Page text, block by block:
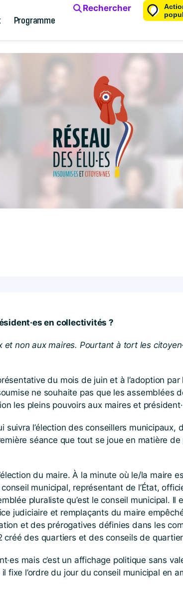
Programme
Rechercher
en collectivités ?
non aux maires. Pourtant à tort les
du mois de juin et à l’adoption par
ne souhaite pas que les assemblées
les pleins pouvoirs aux maires et
l’élection des conseillers municipaux,
séance que tout se joue en matière
du maire. À la minute où le/la maire
municipal, représentant de l’État,
pluraliste qu’est le conseil municipal. Il
judiciaire et remplaçants du maire
et des prérogatives définies dans les
des quartiers et des conseils de
mais c’est un affichage politique sans
l’ordre du jour du conseil municipal en